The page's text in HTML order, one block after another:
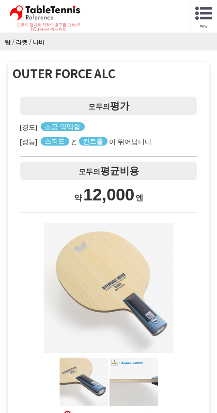
모두의 평가로 최적의 용구를 고르자!
NO.1탁구리뷰사이트
메뉴
탑 / 라켓 / 나비
OUTER FORCE ALC
모두의평가
[경도]
조금 딱딱함
[성능]
스피드 と 컨트롤 이 뛰어납니다
모두의평균비용
약 12,000 엔